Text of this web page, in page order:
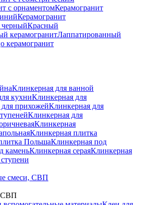
с орнаментомКерамогранит
Керамогранит
черныйКрасный
керамогранитЛаппатированный
керамогранит
Клинкерная для ванной
кухниКлинкерная для
прихожейКлинкерная для
Клинкерная для
Клинкерная
Клинкерная плитка
ПольшаКлинкерная под
каменьКлинкерная сераяКлинкерная
смеси, СВП
СВП